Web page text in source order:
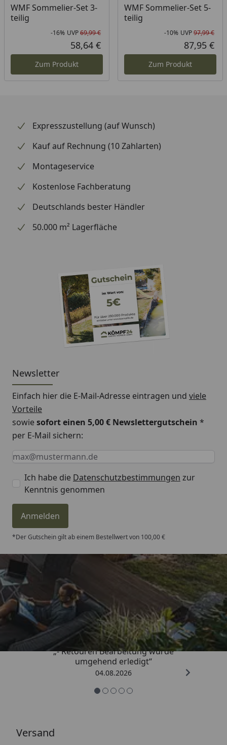
WMF Sommelier-Set 3-
teilig
Rabatt in Prozent
-16%
Ursprünglicher Preis
UVP69,99 €
Aktueller Preis
58,64 €
Zum Produkt
WMF Sommelier-Set 5-
teilig
-10% UVP97,99 €
87,95 €
Zum Produkt
Expresszustellung (auf Wunsch)
Kauf auf Rechnung (10 Zahlarten)
Montageservice
Kostenlose Fachberatung
Deutschlands bester Händler
50.000 m² Lagerfläche
Newsletter
Einfach hier die E-Mail-Adresse eintragen und viele
Vorteile
sowiesofort einen 5,00 € Newslettergutschein *
per E-Mail sichern:
Keine Eingabe erforderlich
Eingabe erforderlich
E-Mail *
Ich habe die Datenschutzbestimmungen zur
Kenntnis genommen
Anmelden
*Der Gutschein gilt ab einem Bestellwert von 100,00 €
Trusted Shops
4,81/ 5
„- Retouren Bearbeitung wurde
umgehend erledigt“
04.08.2026
Versand